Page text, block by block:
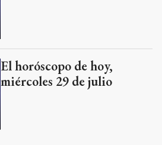
El horóscopo de hoy,
miércoles 29 de julio